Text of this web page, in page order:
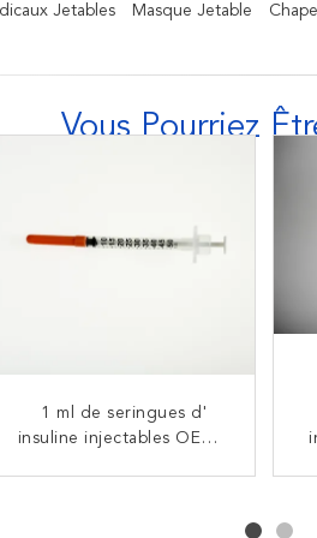
Jetables Masque Jetable
Vous Pourriez
1 ml de seringues d'
insuline injectables OEM à
Injection médicale OEM
Seringuette à contact